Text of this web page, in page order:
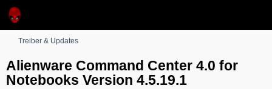
Treiber & Updates
Alienware Command Center 4.0 for
Notebooks Version 4.5.19.1